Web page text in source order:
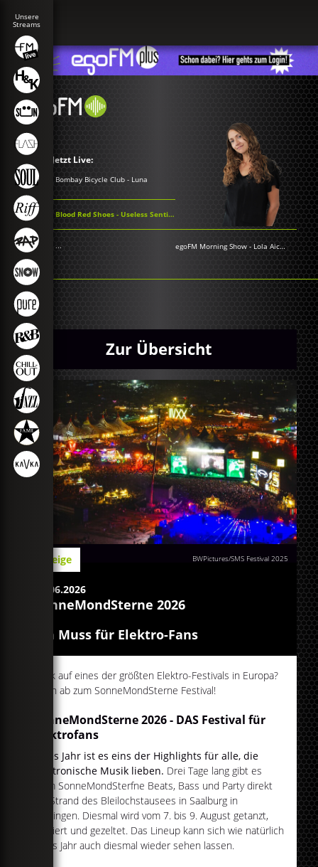
Jetzt Live:
Bombay Bicycle Club - Luna
Blood Red Shoes - Useless Sentiment
... egoFM Morning Show - Lola Aichner
Zur Übersicht
BWPictures/SMS Festival 2025
Anzeige
15.06.2026
SonneMondSterne 2026
Ein Muss für Elektro-Fans
Bock auf eines der größten Elektro-Festivals in Europa?
Dann ab zum SonneMondSterne Festival!
SonneMondSterne 2026 - DAS Festival für
Elektrofans
Jedes Jahr ist es eins der Highlights für alle, die
elektronische Musik lieben. Drei Tage lang gibt es
beim SonneMondSterfne Beats, Bass und Party direkt
am Strand des Bleilochstausees in Saalburg in
Thüringen. Diesmal wird vom 7. bis 9. August getanzt,
gefeiert und gezeltet. Das Lineup kann sich wie natürlich
jedes Jahr auch diesmal wieder sehen lassen.